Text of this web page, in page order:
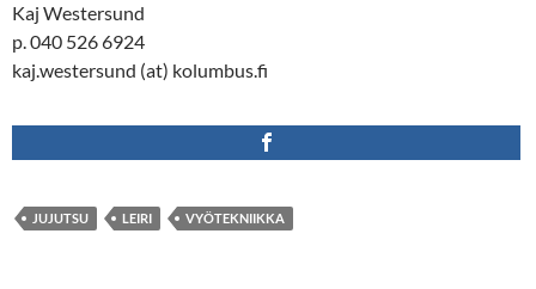
Kaj Westersund
p. 040 526 6924
kaj.westersund (at) kolumbus.fi
JUJUTSU LEIRI VYÖTEKNIIKKA